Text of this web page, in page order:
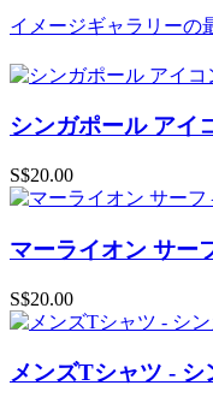
イメージギャラリーの
シンガポール アイ
S$20.00
マーライオン サー
S$20.00
メンズTシャツ - シ